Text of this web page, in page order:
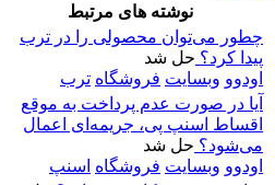
نوشته های مرتبط
چطور می‌توان محصولی را در ترب
پیدا کرد؟ حل شد
اودوو وبسایت فروشگاه ترب
آیا در صورت عدم پرداخت به موقع
اقساط اسنپ پی، جریمه‌ای اعمال
می‌شود؟ حل شد
اودوو وبسایت فروشگاه اسنپ